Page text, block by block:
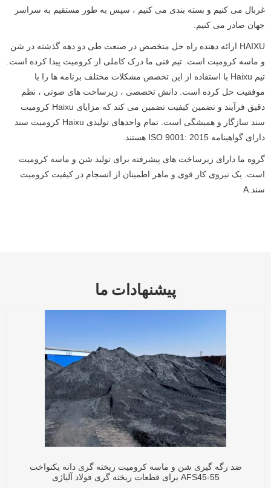
غربال می کنیم و بسته بندی می کنیم ، سپس به طور مستقیم به سراسر
جهان صادر می کنیم.
HAIXU ارائه دهنده راه حل متخصص در صنعت طی دو دهه گذشته در شن
و ماسه کرومیت است. تیم فنی ما درک کاملی از کرومیت پیدا کرده است.
تیم Haixu با استفاده از این تخصص مشکلات مختلف برنامه ها را با
موفقیت حل کرده است. دانش تخصصی ، زیرساخت های صوتی ، نظم
دقیق فرآیند و تضمین کیفیت تضمین می کند که مزایای Haixu کرومیت
سند سازگار و همیشگی است. تمام واحدهای تولیدی Haixu کرومیت سند
دارای گواهینامه ISO 9001: 2015 هستند.
گروه ما دارای زیرساخت های پیشرفته برای تولید شن و ماسه کرومیت
است. یک نیروی کار قوی و ماهر اطمینان از انسجام در کیفیت کرومیت
سند.A
پیشنهادات ما
ضد رگه گیری شن و ماسه کرومیت ریخته گری دانه یکنواخت
AFS45-55 برای قطعات ریخته گری فولاد آلیاژی